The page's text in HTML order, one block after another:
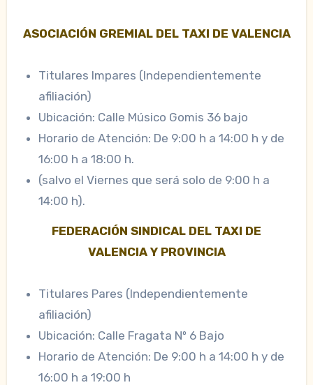
ASOCIACIÓN GREMIAL DEL TAXI DE VALENCIA
Titulares Impares (Independientemente
afiliación)
Ubicación: Calle Músico Gomis 36 bajo
Horario de Atención: De 9:00 h a 14:00 h y de
16:00 h a 18:00 h.
(salvo el Viernes que será solo de 9:00 h a
14:00 h).
FEDERACIÓN SINDICAL DEL TAXI DE
VALENCIA Y PROVINCIA
Titulares Pares (Independientemente
afiliación)
Ubicación: Calle Fragata Nº 6 Bajo
Horario de Atención: De 9:00 h a 14:00 h y de
16:00 h a 19:00 h